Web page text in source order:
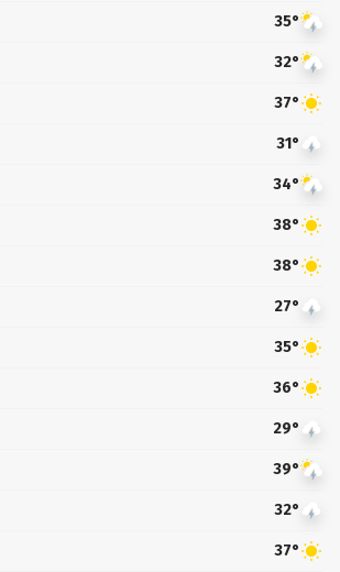
35°
32°
37°
31°
34°
38°
38°
27°
35°
36°
29°
39°
32°
37°